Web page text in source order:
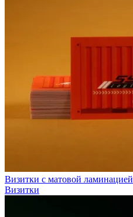
Визитки с матовой ламинацией
Визитки